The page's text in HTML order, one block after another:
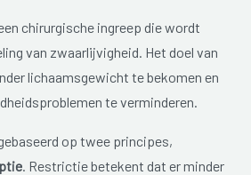
chirurgische ingreep die wordt
van zwaarlijvigheid. Het doel van
lichaamsgewicht te bekomen en
te verminderen.
op twee principes,
. Restrictie betekent dat er minder